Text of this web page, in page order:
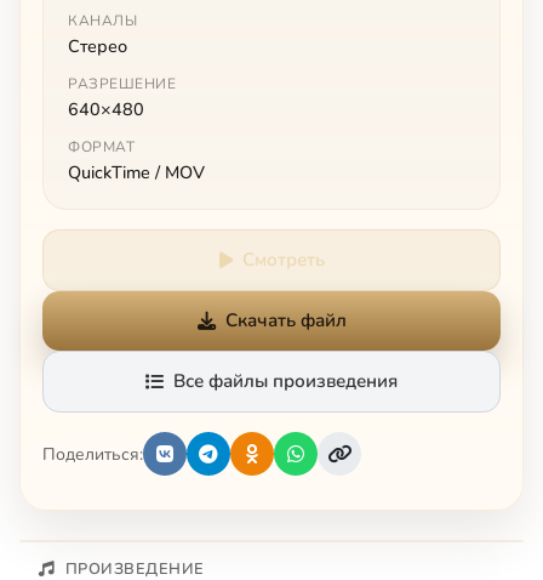
КАНАЛЫ
Стерео
РАЗРЕШЕНИЕ
640×480
ФОРМАТ
QuickTime / MOV
Смотреть
Скачать файл
Все файлы произведения
Поделиться:
ПРОИЗВЕДЕНИЕ